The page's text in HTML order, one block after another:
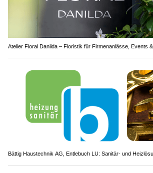
Atelier Floral Danilda – Floristik für Firmenanlässe, Events
Bättig Haustechnik AG, Entlebuch LU: Sanitär- und